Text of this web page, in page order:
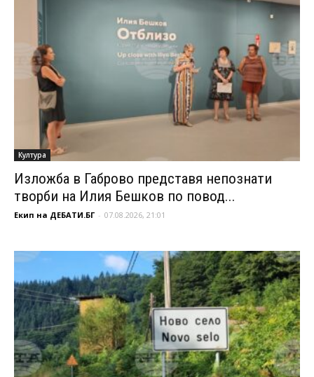
Култура
Изложба в Габрово представя непознати
творби на Илия Бешков по повод...
Екип на ДЕБАТИ.БГ - 07.08.2026, 21:01